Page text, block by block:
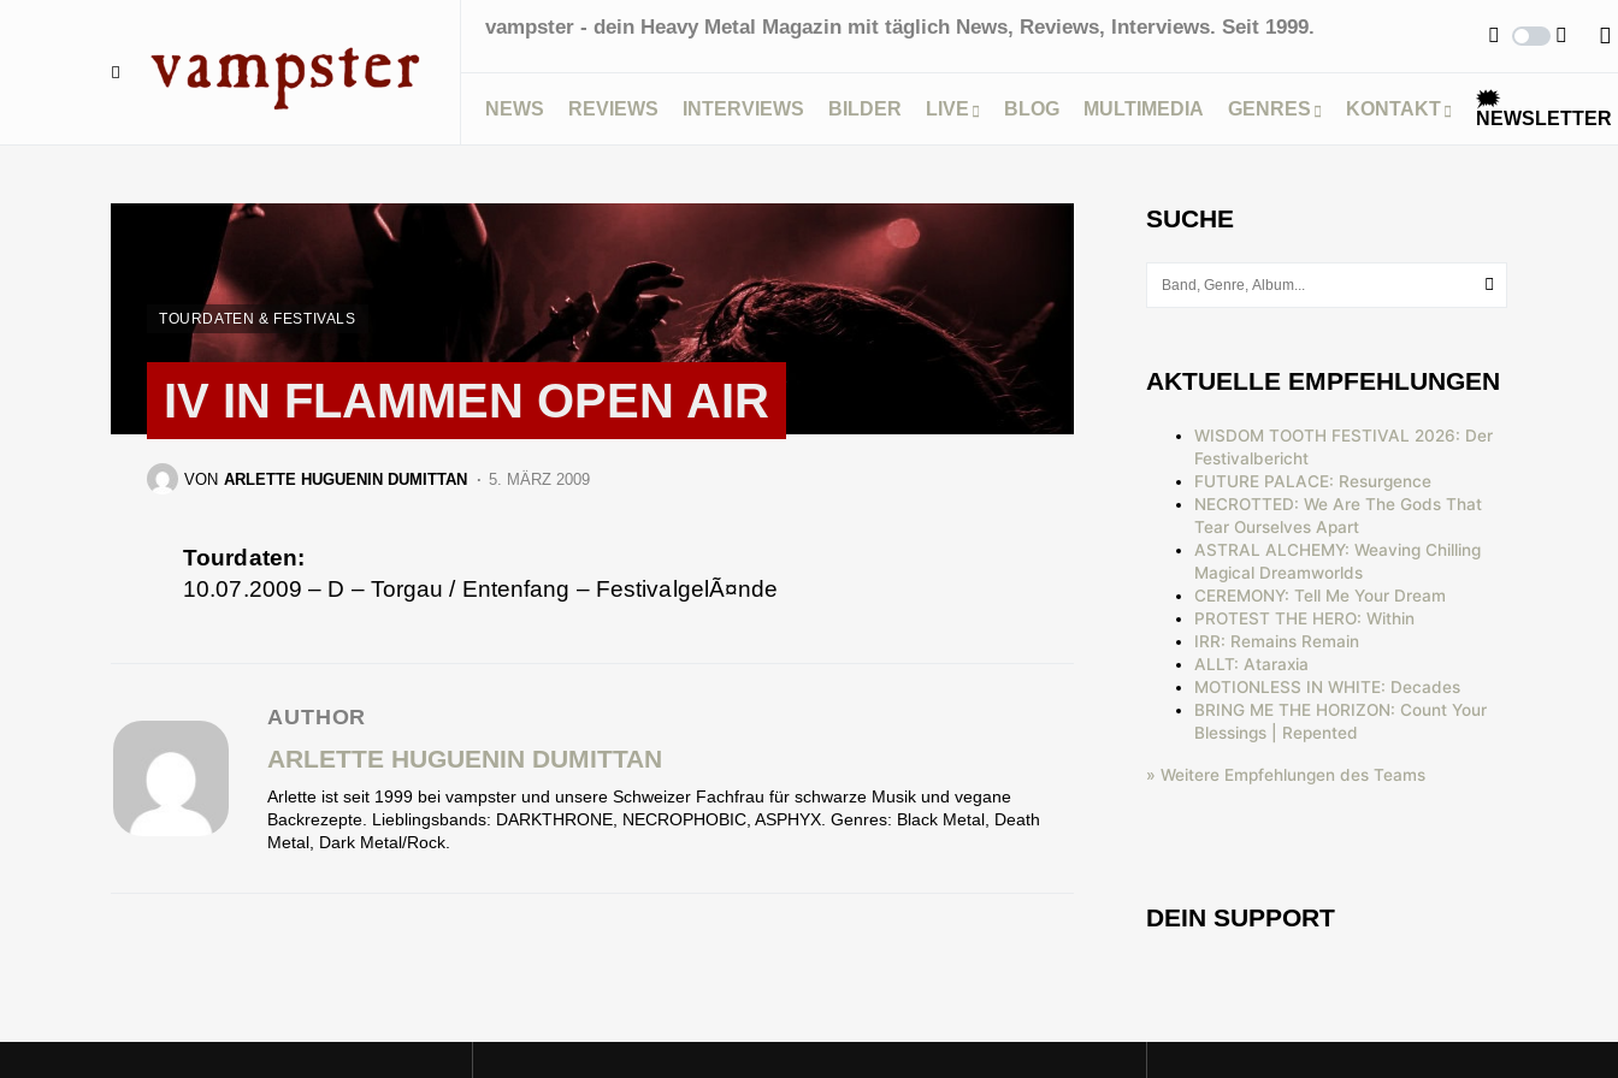
vampster - dein Heavy Metal Magazin mit täglich News, Reviews, Interviews. Seit 1999.
NEWS REVIEWS INTERVIEWS BILDER LIVE BLOG MULTIMEDIA GENRES KONTAKT
🗯
NEWSLETTER
TOURDATEN & FESTIVALS
IV IN FLAMMEN OPEN AIR
VON ARLETTE HUGUENIN DUMITTAN 5. MÄRZ 2009
Tourdaten:
10.07.2009 – D – Torgau / Entenfang – FestivalgelÃ¤nde
AUTHOR
ARLETTE HUGUENIN DUMITTAN
Arlette ist seit 1999 bei vampster und unsere Schweizer Fachfrau für schwarze Musik und vegane
Backrezepte. Lieblingsbands: DARKTHRONE, NECROPHOBIC, ASPHYX. Genres: Black Metal, Death
Metal, Dark Metal/Rock.
SUCHE
AKTUELLE EMPFEHLUNGEN
WISDOM TOOTH FESTIVAL 2026: Der
Festivalbericht
FUTURE PALACE: Resurgence
NECROTTED: We Are The Gods That
Tear Ourselves Apart
ASTRAL ALCHEMY: Weaving Chilling
Magical Dreamworlds
CEREMONY: Tell Me Your Dream
PROTEST THE HERO: Within
IRR: Remains Remain
ALLT: Ataraxia
MOTIONLESS IN WHITE: Decades
BRING ME THE HORIZON: Count Your
Blessings | Repented
» Weitere Empfehlungen des Teams
DEIN SUPPORT